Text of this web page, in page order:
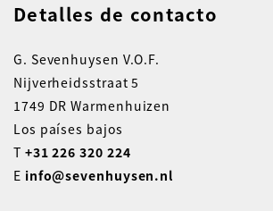
Detalles de contacto
G. Sevenhuysen V.O.F.
Nijverheidsstraat 5
1749 DR Warmenhuizen
Los países bajos
T +31 226 320 224
E info@sevenhuysen.nl